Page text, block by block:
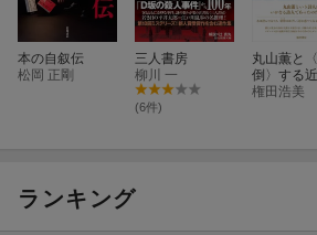
本の自叙伝
松岡 正剛
三人書房
柳川 一
(6件)
丸山薫と
倒〉する
権田浩美
ランキング